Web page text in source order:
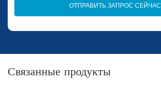
ОТПРАВИТЬ ЗАПРОС СЕЙЧАС
Связанные продукты